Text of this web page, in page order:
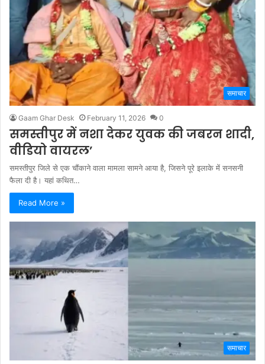
समाचार
Gaam Ghar Desk February 11, 2026 0
समस्तीपुर में नशा देकर युवक की जबरन शादी,
वीडियो वायरल’
समस्तीपुर जिले से एक चौंकाने वाला मामला सामने आया है, जिसने पूरे इलाके में सनसनी
फैला दी है। यहां कथित…
Read More »
समाचार